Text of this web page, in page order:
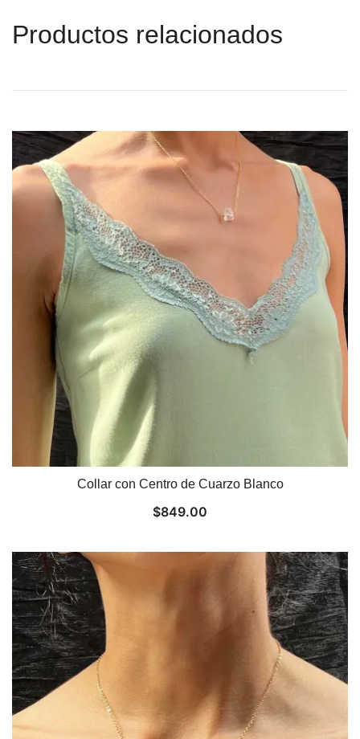
Productos relacionados
Collar con Centro de Cuarzo Blanco
$849.00